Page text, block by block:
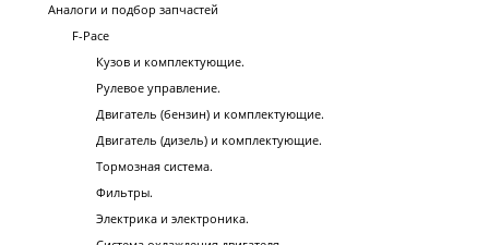
Аналоги и подбор запчастей
F-Pace
Кузов и комплектующие.
Рулевое управление.
Двигатель (бензин) и комплектующие.
Двигатель (дизель) и комплектующие.
Тормозная система.
Фильтры.
Электрика и электроника.